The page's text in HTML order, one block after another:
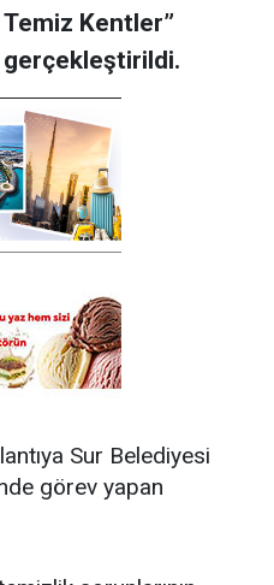
Kentler”
gerçekleştirildi.
Sur Belediyesi
görev yapan